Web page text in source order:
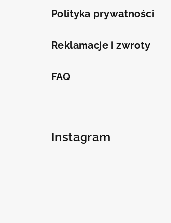
Polityka prywatności
Reklamacje i zwroty
FAQ
Instagram